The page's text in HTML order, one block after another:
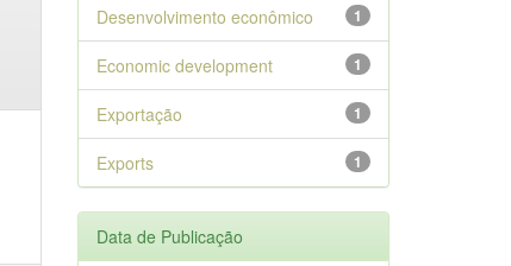
1
Desenvolvimento econômico
1
Economic development
1
Exportação
1
Exports
Data de Publicação